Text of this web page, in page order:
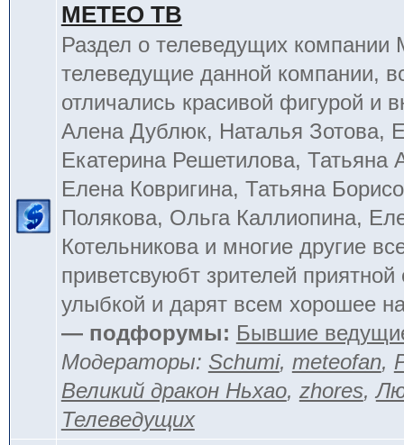
МЕТЕО ТВ
Раздел о телеведущих
телеведущие данной компании,
отличались красивой фигурой и
Алена Дублюк, Наталья Зотова,
Екатерина Решетилова, Татьяна
Елена Ковригина, Татьяна
Полякова, Ольга Каллиопина,
Котельникова и многие другие
приветсвуюбт зрителей приятной
улыбкой и дарят всем хорошее
— подфорумы: Бывшие
Модераторы: Schumi, meteofan,
Великий дракон Ньхао, zhores,
Телеведущих